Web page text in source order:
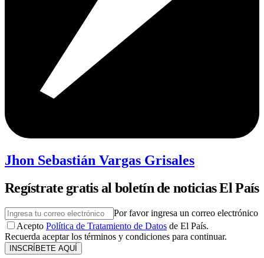
Jhon Sebastián Vargas Grisales
Regístrate gratis al boletín de noticias El País
Por favor ingresa un correo electrónico
Acepto Política de Tratamiento de Datos de El País.
Recuerda aceptar los términos y condiciones para continuar.
INSCRÍBETE AQUÍ